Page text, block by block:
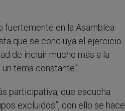
fuertemente en la Asamblea
que se concluya el ejercicio
de incluir mucho más a la
tema constante”.
participativa, que escucha
excluidos”, con ello se hace